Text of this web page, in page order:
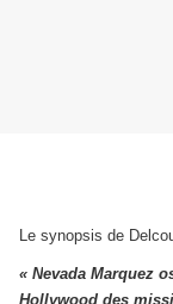
Le synopsis de
« Nevada Marquez
Hollywood des